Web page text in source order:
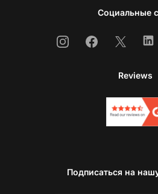
Социальные
InstagramFacebook
X
Reviews
Подписаться на